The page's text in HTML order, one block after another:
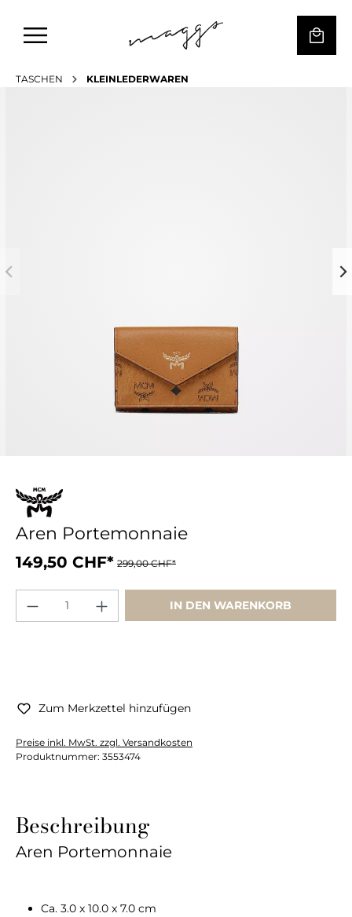
TASCHEN KLEINLEDERWAREN
Aren Portemonnaie
149,50 CHF* 299,00 CHF*
IN DEN WARENKORB
Zum Merkzettel hinzufügen
Preise inkl. MwSt. zzgl. Versandkosten
Produktnummer: 3553474
Beschreibung
Aren Portemonnaie
Ca. 3.0 x 10.0 x 7.0 cm